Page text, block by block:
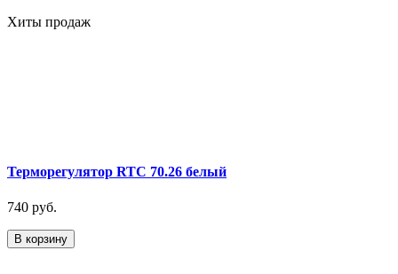
Хиты продаж
Терморегулятор RTC 70.26 белый
740 руб.
В корзину